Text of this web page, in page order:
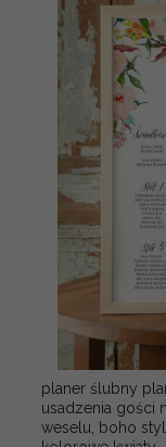
planer ślubny
usadzenia gości
weselu, boho styl